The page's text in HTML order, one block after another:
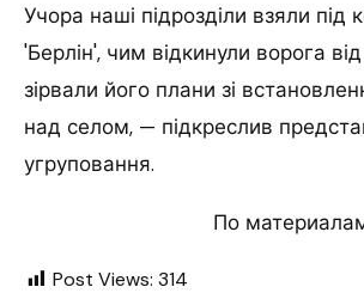
Учора наші підрозділи взяли під
'Берлін', чим відкинули ворога від
зірвали його плани зі
над селом, — підкреслив
угруповання.
По
Post Views: 314